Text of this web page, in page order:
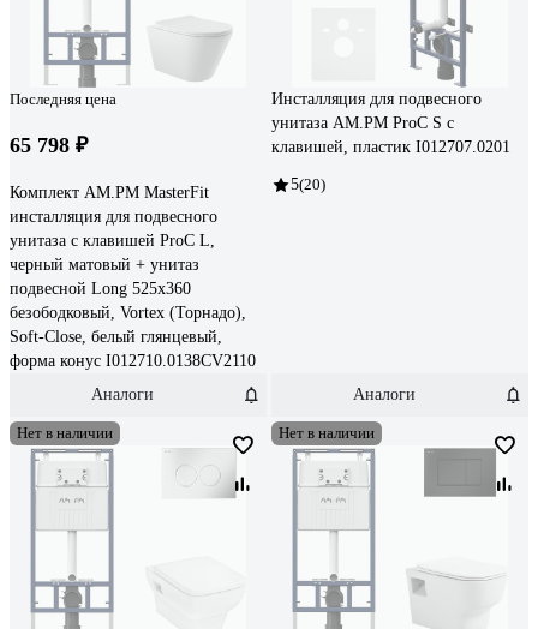
Последняя цена
65 798 ₽
Комплект AM.PM MasterFit
инсталляция для подвесного
унитаза с клавишей ProC L,
черный матовый + унитаз
подвесной Long 525х360
безободковый, Vortex (Торнадо),
Soft-Close, белый глянцевый,
форма конус I012710.0138CV2110
Аналоги
Инсталляция для подвесного
унитаза AM.PM ProC S с
клавишей, пластик I012707.0201
5(20)
Аналоги
Нет в наличии Нет в наличии